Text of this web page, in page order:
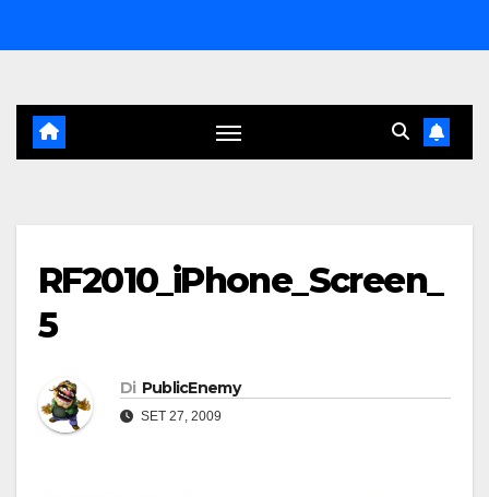
al
RF2010_iPhone_Screen_
5
Di PublicEnemy
SET 27, 2009